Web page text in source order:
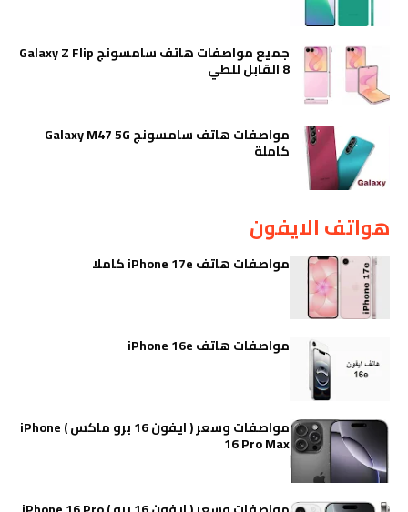
جميع مواصفات هاتف سامسونج Galaxy Z Flip
8 القابل للطي
مواصفات هاتف سامسونج Galaxy M47 5G
كاملة
هواتف الايفون
مواصفات هاتف iPhone 17e كاملا
مواصفات هاتف iPhone 16e
مواصفات وسعر ( ايفون 16 برو ماكس ) iPhone
16 Pro Max